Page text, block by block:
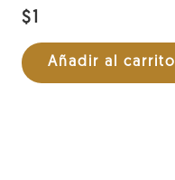
$1
Añadir al carrito